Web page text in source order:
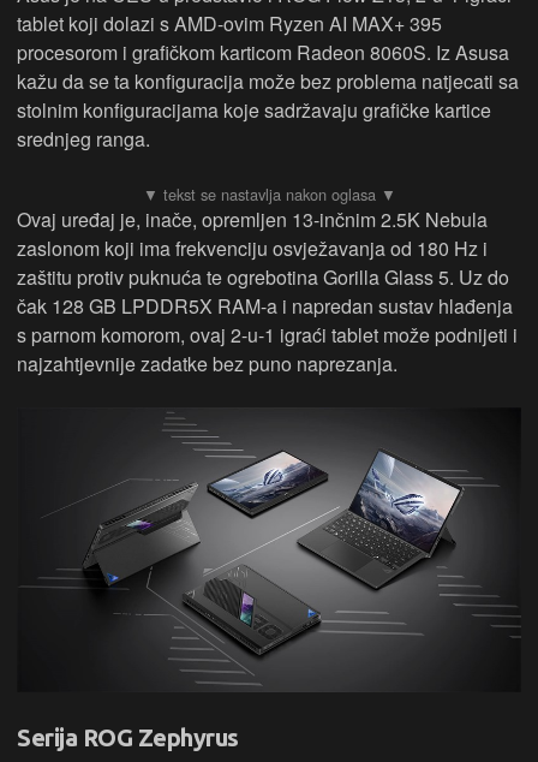
tablet koji dolazi s AMD-ovim Ryzen AI MAX+ 395
procesorom i grafičkom karticom Radeon 8060S. Iz Asusa
kažu da se ta konfiguracija može bez problema natjecati sa
stolnim konfiguracijama koje sadržavaju grafičke kartice
srednjeg ranga.
Ovaj uređaj je, inače, opremljen 13-inčnim 2.5K Nebula
zaslonom koji ima frekvenciju osvježavanja od 180 Hz i
zaštitu protiv puknuća te ogrebotina Gorilla Glass 5. Uz do
čak 128 GB LPDDR5X RAM-a i napredan sustav hlađenja
s parnom komorom, ovaj 2-u-1 igraći tablet može podnijeti i
najzahtjevnije zadatke bez puno naprezanja.
Serija ROG Zephyrus